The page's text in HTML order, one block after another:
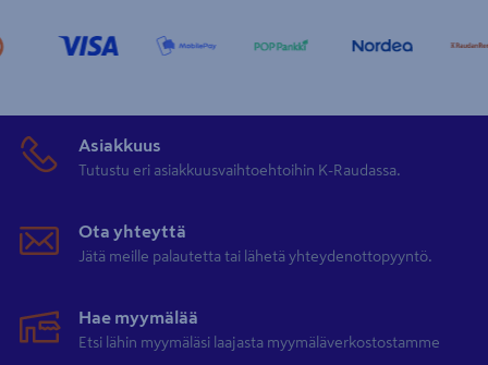
Asiakkuus
Tutustu eri asiakkuusvaihtoehtoihin K-Raudassa.
Ota yhteyttä
Jätä meille palautetta tai lähetä yhteydenottopyyntö.
Hae myymälää
Etsi lähin myymäläsi laajasta myymäläverkostostamme